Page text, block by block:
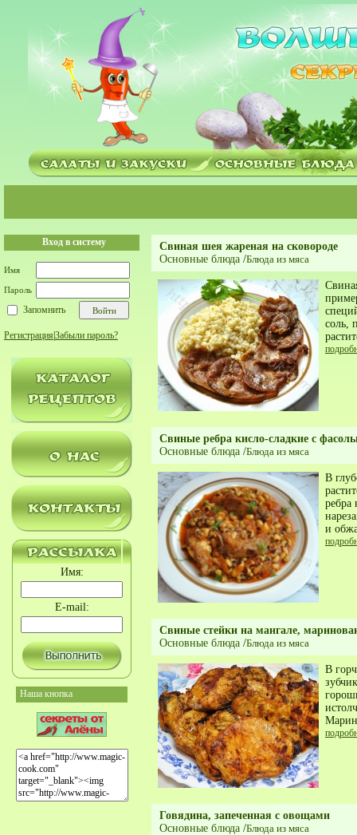
Вход в систему
Имя
Пароль
Запомнить
Регистрация Забыли пароль?
Имя:
E-mail:
Наша кнопка
Свиная шея жареная на сковороде
Основные блюда /Блюда из мяса
соль,
Свиные ребра кисло-сладкие с
Основные блюда /Блюда из мяса
В
ребра
и
Свиные стейки на мангале,
Основные блюда /Блюда из мяса
В
Говядина, запеченная с овощами
Основные блюда /Блюда из мяса